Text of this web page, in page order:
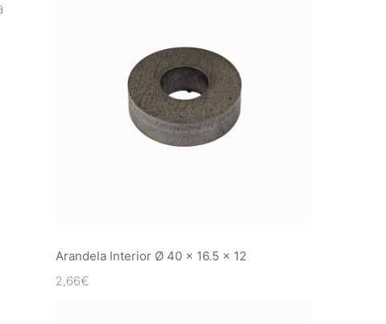
Arandela Interior Ø 40 x 16.5 x 12
2,66€